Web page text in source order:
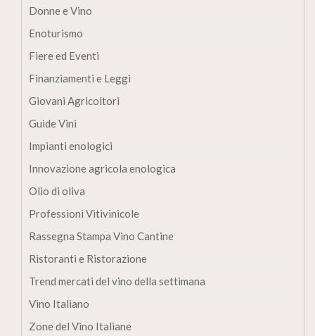
Donne e Vino
Enoturismo
Fiere ed Eventi
Finanziamenti e Leggi
Giovani Agricoltori
Guide Vini
Impianti enologici
Innovazione agricola enologica
Olio di oliva
Professioni Vitivinicole
Rassegna Stampa Vino Cantine
Ristoranti e Ristorazione
Trend mercati del vino della settimana
Vino Italiano
Zone del Vino Italiane